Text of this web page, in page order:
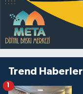
Trend Haberler
1